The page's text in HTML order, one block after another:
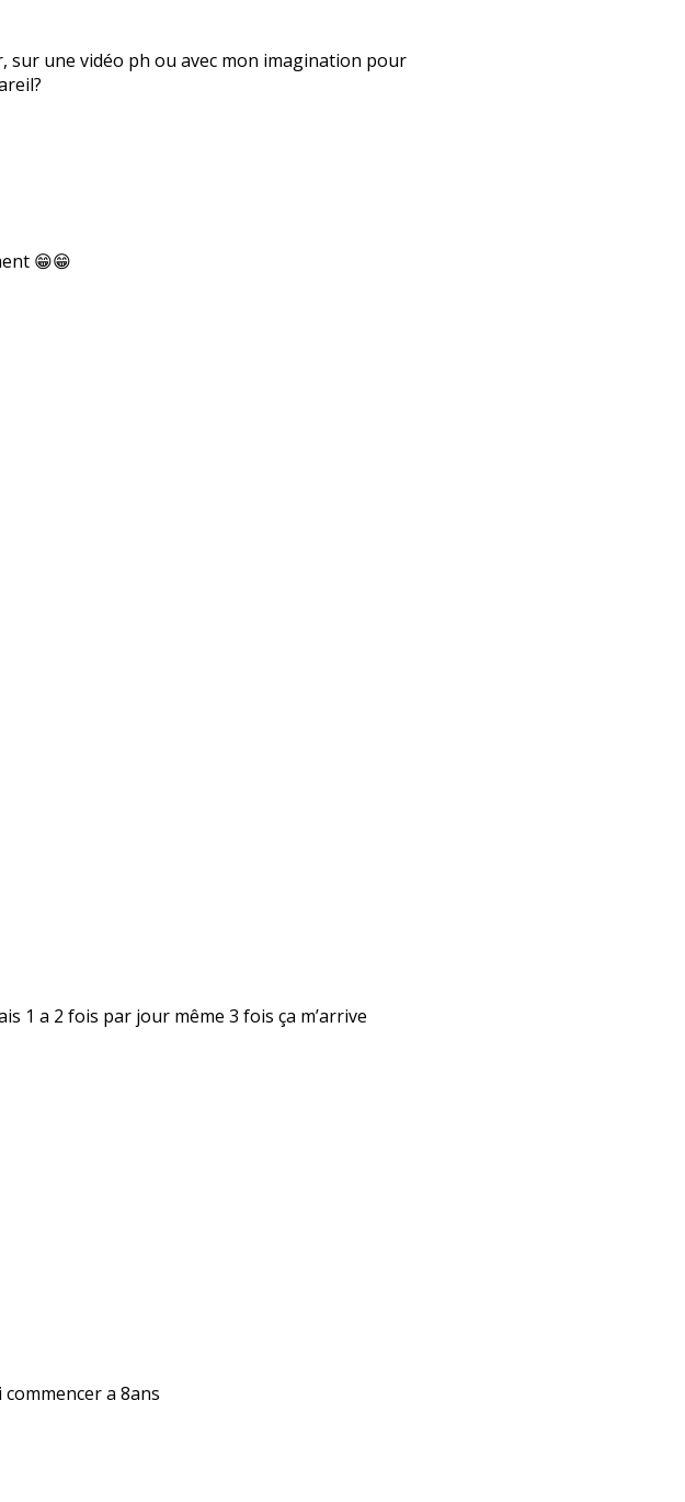
sur une vidéo ph ou avec mon imagination pour
😁😁
1 a 2 fois par jour même 3 fois ça m’arrive
commencer a 8ans